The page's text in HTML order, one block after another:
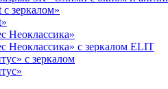
зеркалом»
Неоклассика»
Неоклассика» с зеркалом ELIT
с зеркалом